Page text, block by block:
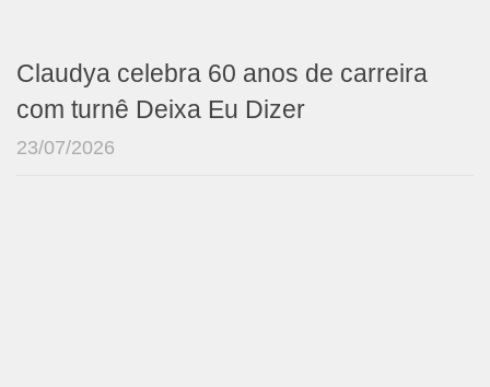
Claudya celebra 60 anos de carreira
com turnê Deixa Eu Dizer
23/07/2026